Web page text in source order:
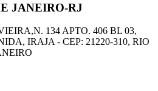
JANEIRO-RJ
134 APTO. 406 BL 03,
IRAJA - CEP: 21220-310, RIO